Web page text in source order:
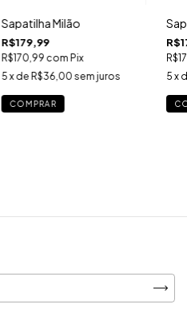
Sapatilha Milão
R$179,99
R$170,99 com Pix
5x de R$36,00 sem juros
COMPRAR
5 x